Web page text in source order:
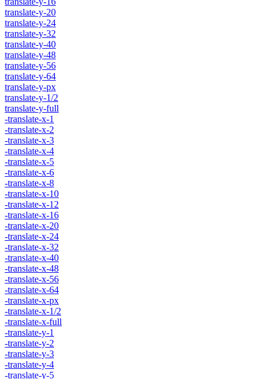
translate-y-20
translate-y-24
translate-y-32
translate-y-40
translate-y-48
translate-y-56
translate-y-64
translate-y-px
translate-y-1/2
translate-y-full
-translate-x-1
-translate-x-2
-translate-x-3
-translate-x-4
-translate-x-5
-translate-x-6
-translate-x-8
-translate-x-10
-translate-x-12
-translate-x-16
-translate-x-20
-translate-x-24
-translate-x-32
-translate-x-40
-translate-x-48
-translate-x-56
-translate-x-64
-translate-x-px
-translate-x-1/2
-translate-x-full
-translate-y-1
-translate-y-2
-translate-y-3
-translate-y-4
-translate-y-5